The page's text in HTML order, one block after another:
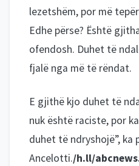
lezetshëm, por më
Edhe përse? Është
ofendosh. Duhet të
fjalë nga më të rëndat.
E gjithë kjo duhet të
nuk është raciste, por
duhet të ndryshojë”,
Ancelotti./h.ll/